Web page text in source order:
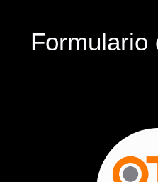
Formulario